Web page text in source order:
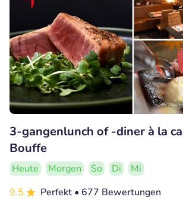
3-gangenlunch of -diner à la
Bouffe
Heute Morgen So Di
Mi
9.5
Perfekt • 677 Bewertungen